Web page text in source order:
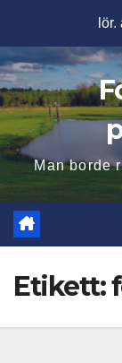
innehåll
Man borde
Etikett: